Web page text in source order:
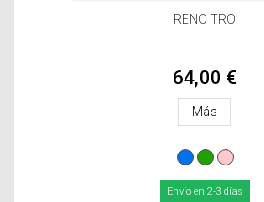
RENO TRO
64,00 €
Más
Envío en 2-3 días